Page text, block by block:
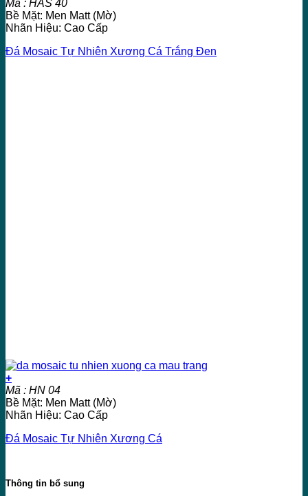
Mã : HAS 40
Bề Mặt: Men Matt (Mờ)
Nhãn Hiệu: Cao Cấp
Đá Mosaic Tự Nhiên Xương Cá Trắng Đen
+
Mã : HN 04
Bề Mặt: Men Matt (Mờ)
Nhãn Hiệu: Cao Cấp
Đá Mosaic Tự Nhiên Xương Cá
Thông tin bổ sung